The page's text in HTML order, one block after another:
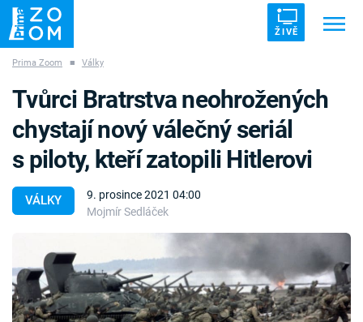
ŽIVĚ
ZÁHADY VETŘELCI DÁVNOVĚKU
Témata
Témata
Pořady
Prima Zoom ■ Války
VÁLKY
9. prosince 2021 04:00
Mojmír Sedláček
Tvůrci Bratrstva neohrožených
chystají nový válečný seriál
s piloty, kteří zatopili Hitlerovi